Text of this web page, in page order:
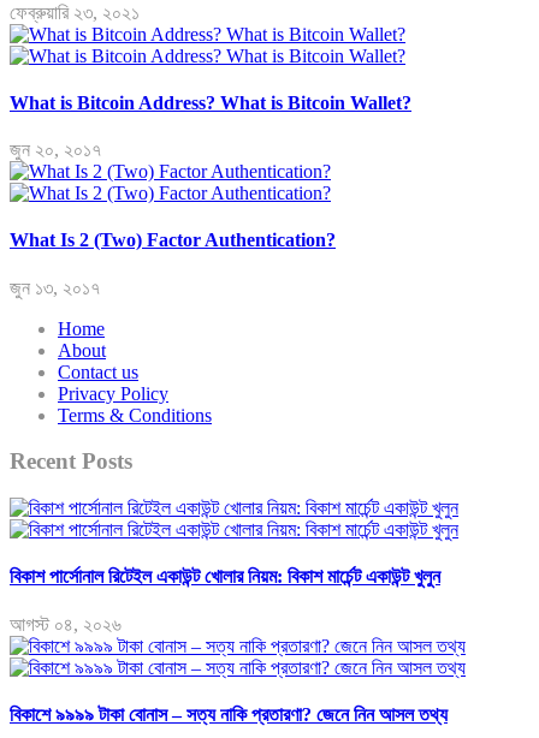
ফেব্রুয়ারি ২৩, ২০২১
What is Bitcoin Address? What is Bitcoin Wallet?
জুন ২০, ২০১৭
What Is 2 (Two) Factor Authentication?
জুন ১৩, ২০১৭
Home
About
Contact us
Privacy Policy
Terms & Conditions
Recent Posts
বিকাশ পার্সোনাল রিটেইল একাউন্ট খোলার নিয়ম: বিকাশ মার্চেন্ট একাউন্ট খুলুন
আগস্ট ০৪, ২০২৬
বিকাশে ৯৯৯৯ টাকা বোনাস – সত্য নাকি প্রতারণা? জেনে নিন আসল তথ্য